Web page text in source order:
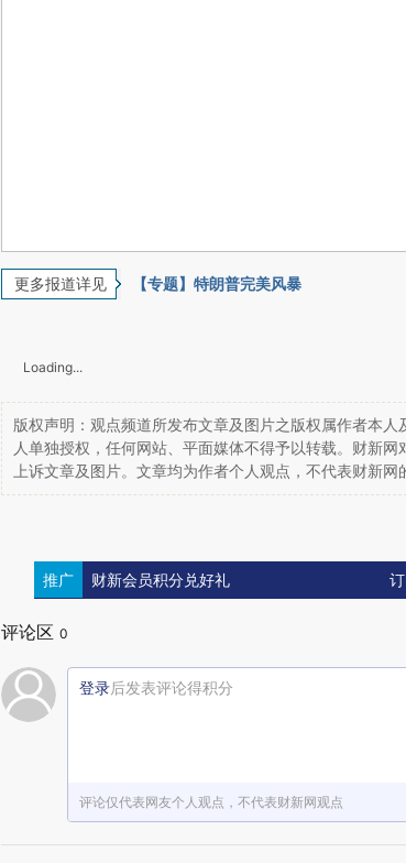
更多报道详见 【专题】特朗普完美风暴
Loading...
版权声明：观点频道所发布文章及图片之版权属作者本
人单独授权，任何网站、平面媒体不得予以转载。财新
上诉文章及图片。文章均为作者个人观点，不代表财新网
推广 财新会员积分兑好礼
评论区 0
登录后发表评论得积分
评论仅代表网友个人观点，不代表财新网观点